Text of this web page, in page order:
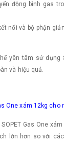
động bình gas
nối và bộ phận
yên tâm sử dụng
và hiệu quả.
One xám 12kg cho
Gas One
lớn hơn so với